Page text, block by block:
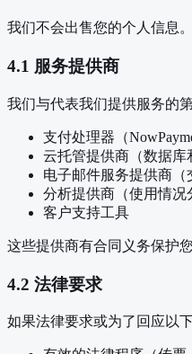
我们不会出售您的个人信息
4.1 服务提供商
我们与代表我们提供服务的
支付处理器（
云托管提供商（数据库
电子邮件服务提供商（
分析提供商（使用情况
客户支持工具
这些提供商有合同义务保护
4.2 法律要求
如果法律要求或为了回应以